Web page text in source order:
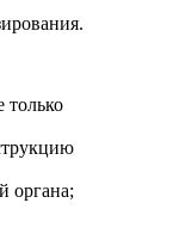
только
органа;